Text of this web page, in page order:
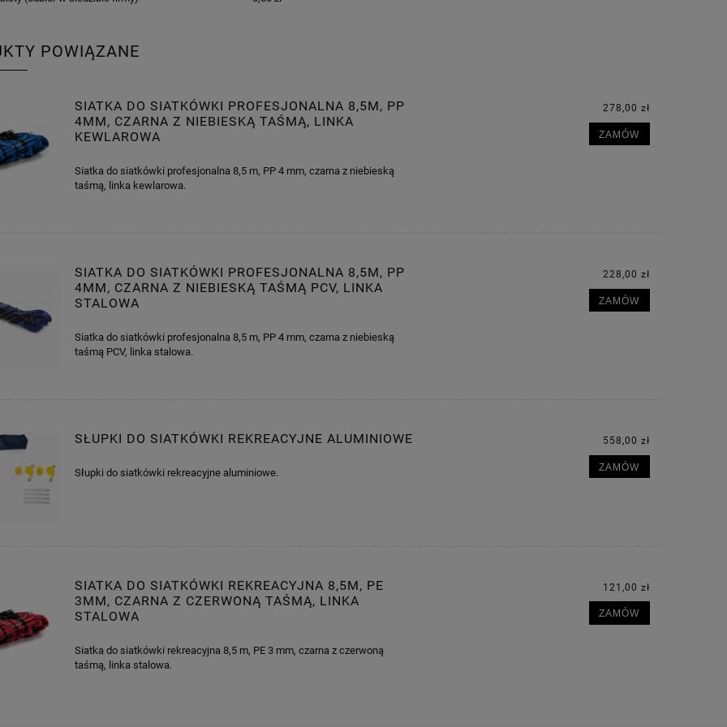
POWIĄZANE
SIATKA DO SIATKÓWKI PROFESJONALNA 8,5M, PP
4MM, CZARNA Z NIEBIESKĄ TAŚMĄ, LINKA
KEWLAROWA
Siatka do siatkówki profesjonalna 8,5 m, PP 4 mm, czarna z niebieską
taśmą, linka kewlarowa.
278,00 zł
ZAMÓW
SIATKA DO SIATKÓWKI PROFESJONALNA 8,5M, PP
4MM, CZARNA Z NIEBIESKĄ TAŚMĄ PCV, LINKA
STALOWA
Siatka do siatkówki profesjonalna 8,5 m, PP 4 mm, czarna z niebieską
taśmą PCV, linka stalowa.
228,00 zł
ZAMÓW
SŁUPKI DO SIATKÓWKI REKREACYJNE ALUMINIOWE
Słupki do siatkówki rekreacyjne aluminiowe.
558,00 zł
ZAMÓW
SIATKA DO SIATKÓWKI REKREACYJNA 8,5M, PE
3MM, CZARNA Z CZERWONĄ TAŚMĄ, LINKA
STALOWA
Siatka do siatkówki rekreacyjna 8,5 m, PE 3 mm, czarna z czerwoną
taśmą, linka stalowa.
121,00 zł
ZAMÓW